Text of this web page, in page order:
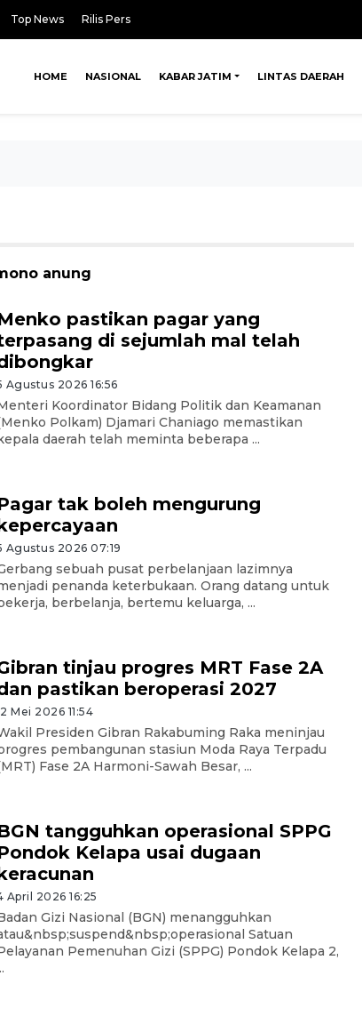
Top News Rilis Pers
HOME NASIONAL KABAR JATIM LINTAS DAERAH
anung
pastikan pagar yang
di sejumlah mal telah
Agustus 2026 16:56
Koordinator Bidang Politik dan Keamanan
Polkam) Djamari Chaniago memastikan
daerah telah meminta beberapa ...
tak boleh mengurung
Agustus 2026 07:19
sebuah pusat perbelanjaan lazimnya
penanda keterbukaan. Orang datang untuk
berbelanja, bertemu keluarga, ...
tinjau progres MRT Fase 2A
pastikan beroperasi 2027
Mei 2026 11:54
Presiden Gibran Rakabuming Raka meninjau
pembangunan stasiun Moda Raya Terpadu
Fase 2A Harmoni-Sawah Besar, ...
tangguhkan operasional SPPG
Kelapa usai dugaan
April 2026 16:25
Gizi Nasional (BGN) menangguhkan
Satuan
Pemenuhan Gizi (SPPG) Pondok Kelapa 2,